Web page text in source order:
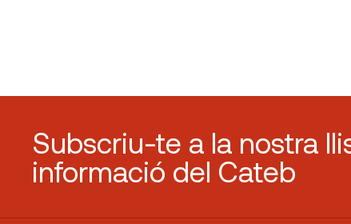
Subscriu-te a la nostra
informació del Cateb